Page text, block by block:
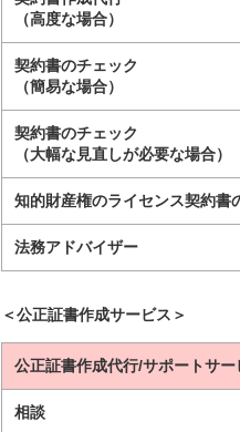
（高度な場合）
契約書のチェック
（簡易な場合）
契約書のチェック
（大幅な見直しが必要な場合）
知的財産権のライセンス契約書
法務アドバイザー
＜公正証書作成サービス＞
公正証書作成代行/サポートサー
相談